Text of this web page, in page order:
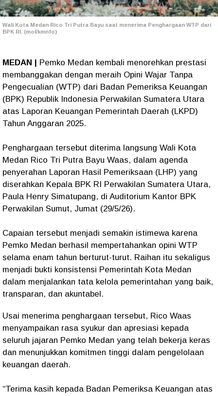
Wali Kota Medan Rico Tri Putra Bayu saat menerima Penghargaan WTP dari
BPK RI. (mol/kmnfo)
MEDAN | Pemko Medan kembali menorehkan prestasi
membanggakan dengan meraih Opini Wajar Tanpa
Pengecualian (WTP) dari Badan Pemeriksa Keuangan
(BPK) Republik Indonesia Perwakilan Sumatera Utara
atas Laporan Keuangan Pemerintah Daerah (LKPD)
Tahun Anggaran 2025.
Penghargaan tersebut diterima langsung Wali Kota
Medan Rico Tri Putra Bayu Waas, dalam agenda
penyerahan Laporan Hasil Pemeriksaan (LHP) yang
diserahkan Kepala BPK RI Perwakilan Sumatera Utara,
Paula Henry Simatupang, di Auditorium Kantor BPK
Perwakilan Sumut, Jumat (29/5/26).
Capaian tersebut menjadi semakin istimewa karena
Pemko Medan berhasil mempertahankan opini WTP
selama enam tahun berturut-turut. Raihan itu sekaligus
menjadi bukti konsistensi Pemerintah Kota Medan
dalam menjalankan tata kelola pemerintahan yang baik,
transparan, dan akuntabel.
Usai menerima penghargaan tersebut, Rico Waas
menyampaikan rasa syukur dan apresiasi kepada
seluruh jajaran Pemko Medan yang telah bekerja keras
dan menunjukkan komitmen tinggi dalam pengelolaan
keuangan daerah.
“Terima kasih kepada Badan Pemeriksa Keuangan atas